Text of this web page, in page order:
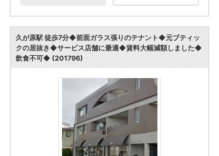
久が原駅 徒歩7分◆前面ガラス張りのテナント◆元ブティッ
クの居抜き◆サービス店舗に最適◆賃料大幅減額しました◆
飲食不可◆ (201796)